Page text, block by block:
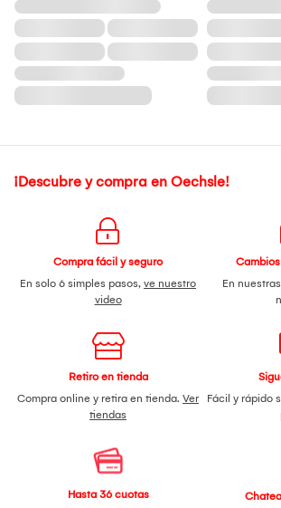
¡Descubre y compra en Oechsle!
Compra fácil y seguro
En solo 6 simples pasos, ve nuestro
video
En
Retiro en tienda
Compra online y retira en tienda. Ver
tiendas
Fácil y rápido
Hasta 36 cuotas